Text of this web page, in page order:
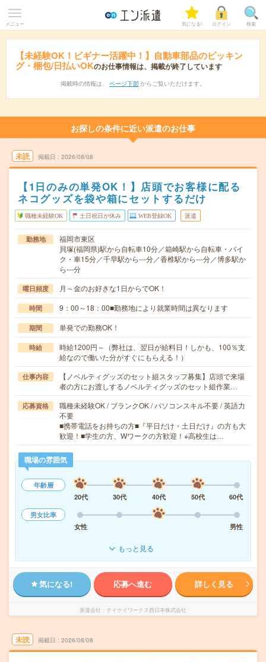
メニュー 気になる! ログイン 検索
【未経験OK！ビギナー活躍中！】自動車部品のピッキン
グ・梱包/日払いOKのお仕事情報は、掲載が終了しています
掲載時の情報は、 ページ下部 からご覧いただけます。
お探しの条件に近い派遣のお仕事
未読 掲載日 2026/08/08
【1日のみの単発OK！】店頭でお客様に配る
ネコグッズを袋や箱にセットするだけ
職種未経験OK 土日祝日が休み WEB登録OK 派遣
勤務地
福岡市東区
貝塚(福岡県)駅から自転車10分／箱崎駅から自転車・バイ
ク・車15分／千早駅から---分／香椎駅から---分／博多駅か
ら---分
曜日頻度 月～金のお好きな1日からでOK！
時間 9：00～18：00■勤務地により就業時間は異なります
期間 単発での勤務OK！
時給
時給1200円～（弊社は、翌日が給料日！しかも、100％支
給なので働いた分がすぐにもらえる！）
仕事内容
【ノベルティグッズのセット組スタッフ募集】店頭で来場
者の方にお渡しするノベルティグッズのセット組作業…
応募資格
職種未経験OK / ブランクOK / パソコンスキル不要 / 英語力
不要
■携帯電話をお持ちの方■『平日だけ・土日だけ』の方も大
歓迎！■学生の方、Wワークの方歓迎！※高校生は…
職場の雰囲気
年齢層
20代
30代 40代 50代
60代
男女比率
女性
男性
もっと見る
気になる! 応募へ進む 詳しく見る
派遣会社 テイケイワークス西日本株式会社
未読 掲載日 2026/08/08